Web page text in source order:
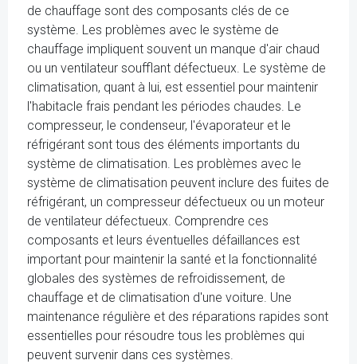
de chauffage sont des composants clés de ce
système. Les problèmes avec le système de
chauffage impliquent souvent un manque d'air chaud
ou un ventilateur soufflant défectueux. Le système de
climatisation, quant à lui, est essentiel pour maintenir
l'habitacle frais pendant les périodes chaudes. Le
compresseur, le condenseur, l'évaporateur et le
réfrigérant sont tous des éléments importants du
système de climatisation. Les problèmes avec le
système de climatisation peuvent inclure des fuites de
réfrigérant, un compresseur défectueux ou un moteur
de ventilateur défectueux. Comprendre ces
composants et leurs éventuelles défaillances est
important pour maintenir la santé et la fonctionnalité
globales des systèmes de refroidissement, de
chauffage et de climatisation d'une voiture. Une
maintenance régulière et des réparations rapides sont
essentielles pour résoudre tous les problèmes qui
peuvent survenir dans ces systèmes.